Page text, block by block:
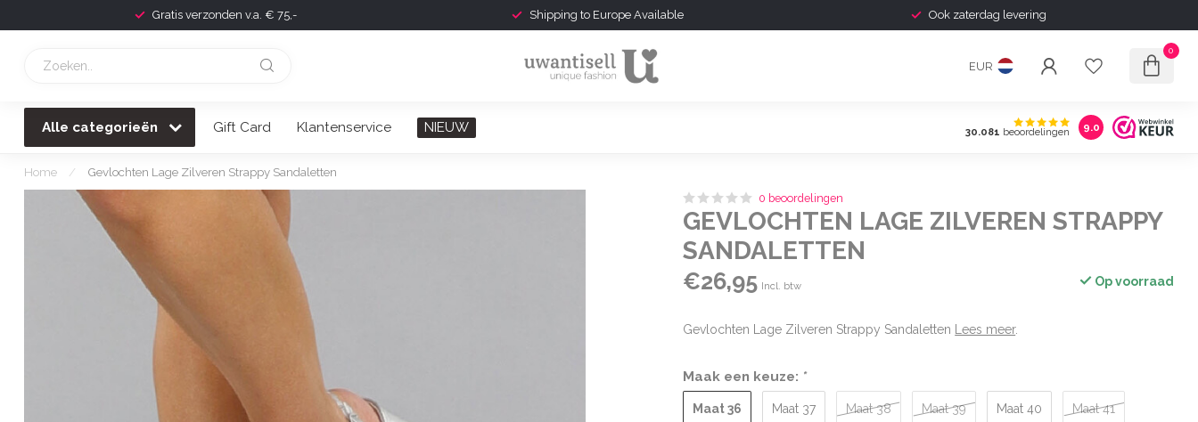
Gratis verzonden v.a. € 75,- Shipping to Europe Available Ook zaterdag levering
EUR
0
Alle categorieën Gift Card Klantenservice NIEUW 30.081 beoordelingen 9.0
Home / Gevlochten Lage Zilveren Strappy Sandaletten
0 beoordelingen
GEVLOCHTEN LAGE ZILVEREN STRAPPY
SANDALETTEN
€26,95 Incl. btw Op voorraad
Gevlochten Lage Zilveren Strappy Sandaletten Lees meer.
Maak een keuze: *
Maat 36 Maat 37 Maat 38 Maat 39 Maat 40 Maat 41